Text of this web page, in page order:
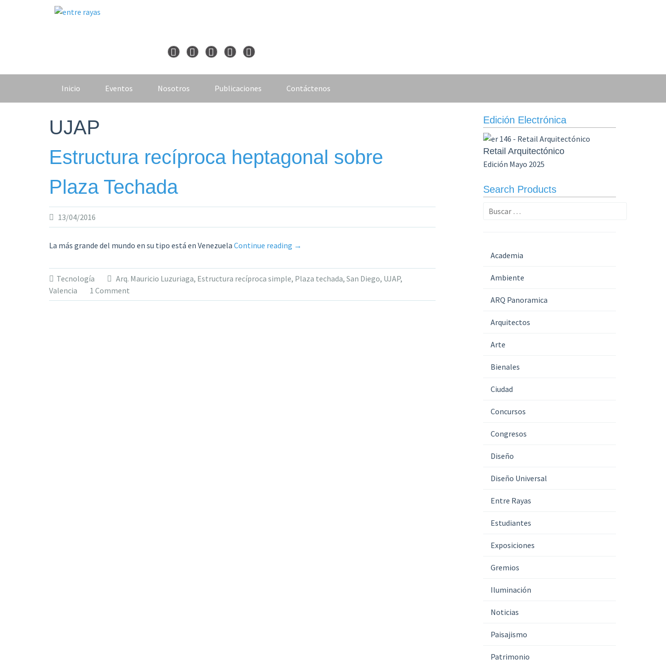
Inicio Eventos Nosotros Publicaciones Contáctenos
UJAP
Estructura recíproca heptagonal sobre
Plaza Techada
13/04/2016
La más grande del mundo en su tipo está en Venezuela Continue reading «Estructura
heptagonal
sobre
→
Tecnología Arq. Mauricio Luzuriaga, Estructura recíproca simple, Plaza techada, San Diego, UJAP,
Valencia
1 Comment
Edición Electrónica
Retail Arquitectónico
Edición Mayo 2025
Search Products
Buscar:
Academia
Ambiente
ARQ Panoramica
Arquitectos
Arte
Bienales
Ciudad
Concursos
Congresos
Diseño
Diseño Universal
Entre Rayas
Estudiantes
Exposiciones
Gremios
Iluminación
Noticias
Paisajismo
Patrimonio